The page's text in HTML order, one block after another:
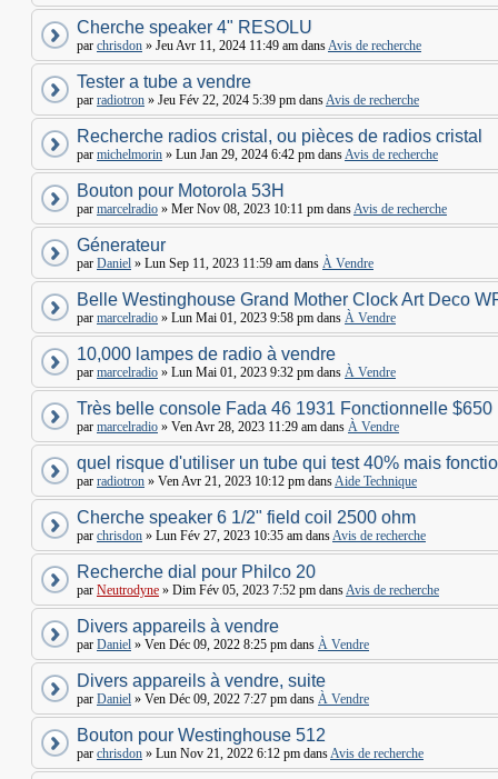
Cherche speaker 4" RESOLU
par chrisdon » Jeu Avr 11, 2024 11:49 am dansAvis de recherche
Tester a tube a vendre
par radiotron » Jeu Fév 22, 2024 5:39 pm dansAvis de recherche
Recherche radios cristal, ou pièces de radios cristal
par michelmorin » Lun Jan 29, 2024 6:42 pm dansAvis de recherche
Bouton pour Motorola 53H
par marcelradio » Mer Nov 08, 2023 10:11 pm dansAvis de recherche
Génerateur
par Daniel » Lun Sep 11, 2023 11:59 am dans À Vendre
Belle Westinghouse Grand Mother Clock Art Deco
par marcelradio » Lun Mai 01, 2023 9:58 pm dans À Vendre
10,000 lampes de radio à vendre
par marcelradio » Lun Mai 01, 2023 9:32 pm dans À Vendre
Très belle console Fada 46 1931 Fonctionnelle $650
par marcelradio » Ven Avr 28, 2023 11:29 am dans À Vendre
quel risque d'utiliser un tube qui test 40% mais
par radiotron » Ven Avr 21, 2023 10:12 pm dansAide Technique
Cherche speaker 6 1/2" field coil 2500 ohm
par chrisdon » Lun Fév 27, 2023 10:35 am dansAvis de recherche
Recherche dial pour Philco 20
par Neutrodyne » Dim Fév 05, 2023 7:52 pm dansAvis de recherche
Divers appareils à vendre
par Daniel » Ven Déc 09, 2022 8:25 pm dans À Vendre
Divers appareils à vendre, suite
par Daniel » Ven Déc 09, 2022 7:27 pm dans À Vendre
Bouton pour Westinghouse 512
par chrisdon » Lun Nov 21, 2022 6:12 pm dansAvis de recherche